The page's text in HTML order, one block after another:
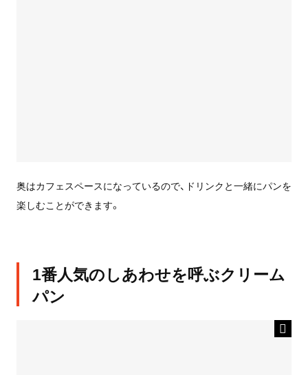
奥はカフェスペースになっているので、ドリンクと一緒にパンを
楽しむことができます。
1番人気のしあわせを呼ぶクリーム
パン